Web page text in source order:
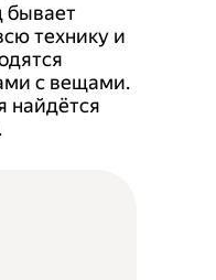
бывает
технику и
с вещами.
найдётся